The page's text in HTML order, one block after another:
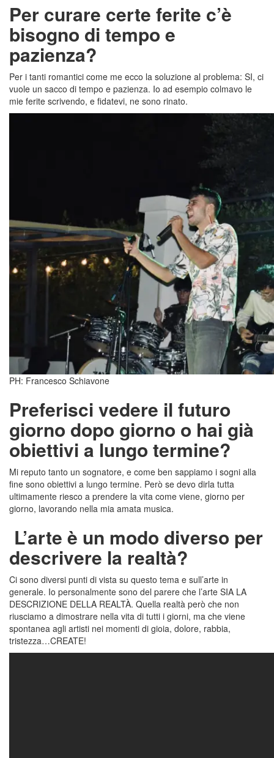
Per curare certe ferite c’è
bisogno di tempo e
pazienza?
Per i tanti romantici come me ecco la soluzione al problema: SI, ci
vuole un sacco di tempo e pazienza. Io ad esempio colmavo le
mie ferite scrivendo, e fidatevi, ne sono rinato.
PH: Francesco Schiavone
Preferisci vedere il futuro
giorno dopo giorno o hai già
obiettivi a lungo termine?
Mi reputo tanto un sognatore, e come ben sappiamo i sogni alla
fine sono obiettivi a lungo termine. Però se devo dirla tutta
ultimamente riesco a prendere la vita come viene, giorno per
giorno, lavorando nella mia amata musica.
L’arte è un modo diverso per
descrivere la realtà?
Ci sono diversi punti di vista su questo tema e sull’arte in
generale. Io personalmente sono del parere che l’arte SIA LA
DESCRIZIONE DELLA REALTÀ. Quella realtà però che non
riusciamo a dimostrare nella vita di tutti i giorni, ma che viene
spontanea agli artisti nei momenti di gioia, dolore, rabbia,
tristezza…CREATE!